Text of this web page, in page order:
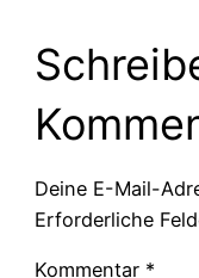
Deine E-Mail-
Erforderliche
Kommentar *